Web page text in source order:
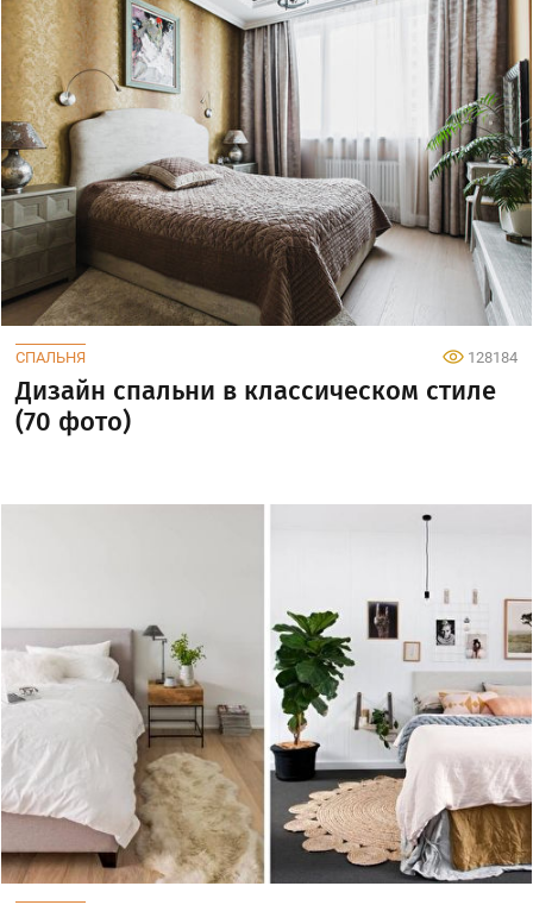
СПАЛЬНЯ 128184
Дизайн спальни в классическом стиле
(70 фото)